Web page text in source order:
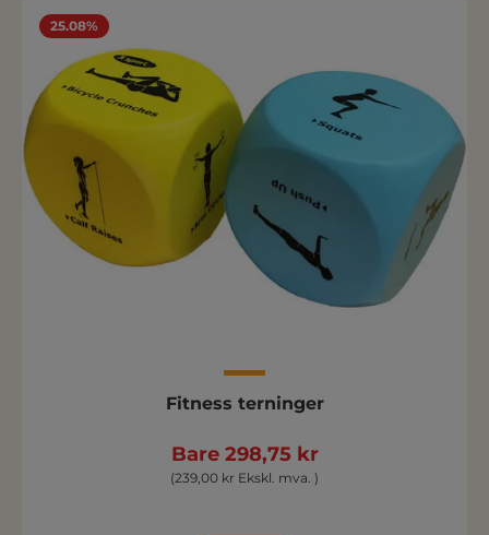
25.08%
Fitness terninger
Bare 298,75 kr
(239,00 kr Ekskl. mva. )